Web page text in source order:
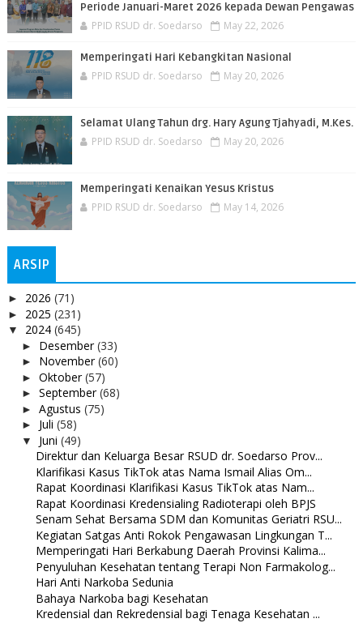
Periode Januari-Maret 2026 kepada Dewan Pengawas
PPID RSUD dr. Soedarso May 22, 2026
Memperingati Hari Kebangkitan Nasional
PPID RSUD dr. Soedarso May 20, 2026
Selamat Ulang Tahun drg. Hary Agung Tjahyadi, M.Kes.
PPID RSUD dr. Soedarso May 20, 2026
Memperingati Kenaikan Yesus Kristus
PPID RSUD dr. Soedarso May 14, 2026
ARSIP
► 2026 (71)
► 2025 (231)
▼ 2024 (645)
► Desember(33)
► November(60)
► Oktober(57)
► September(68)
► Agustus (75)
► Juli (58)
▼ Juni (49)
Direktur dan Keluarga Besar RSUD dr. Soedarso Prov...
Klarifikasi Kasus TikTok atas Nama Ismail Alias Om...
Rapat Koordinasi Klarifikasi Kasus TikTok atas Nam...
Rapat Koordinasi Kredensialing Radioterapi oleh BPJS
Senam Sehat Bersama SDM dan Komunitas Geriatri RSU...
Kegiatan Satgas Anti Rokok Pengawasan Lingkungan T...
Memperingati Hari Berkabung Daerah Provinsi Kalima...
Penyuluhan Kesehatan tentang Terapi Non Farmakolog...
Hari Anti Narkoba Sedunia
Bahaya Narkoba bagi Kesehatan
Kredensial dan Rekredensial bagi Tenaga Kesehatan ...